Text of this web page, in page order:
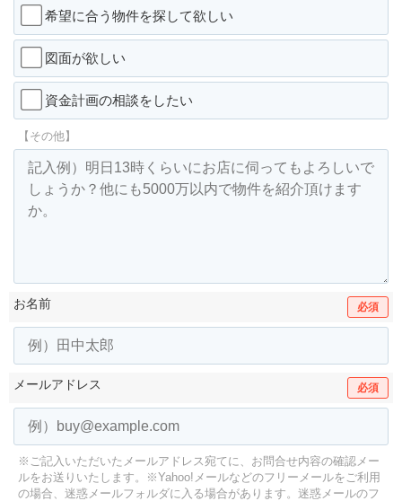
希望に合う物件を探して欲しい
図面が欲しい
資金計画の相談をしたい
【その他】
お名前 必須
メールアドレス 必須
※ご記入いただいたメールアドレス宛てに、お問合せ内容の確認メー
ルをお送りいたします。
※Yahoo!メールなどのフリーメールをご利用
の場合、迷惑メールフォルダに入る場合があります。 迷惑メールのフ